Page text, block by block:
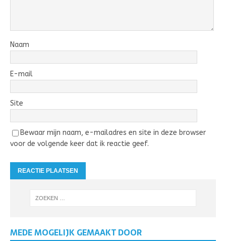
Naam
E-mail
Site
Bewaar mijn naam, e-mailadres en site in deze browser
voor de volgende keer dat ik reactie geef.
MEDE MOGELIJK GEMAAKT DOOR